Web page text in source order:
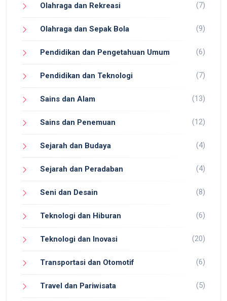
Olahraga dan Rekreasi (7)
Olahraga dan Sepak Bola (9)
Pendidikan dan Pengetahuan Umum (6)
Pendidikan dan Teknologi (7)
Sains dan Alam (13)
Sains dan Penemuan (12)
Sejarah dan Budaya (4)
Sejarah dan Peradaban (4)
Seni dan Desain (8)
Teknologi dan Hiburan (6)
Teknologi dan Inovasi (20)
Transportasi dan Otomotif (6)
Travel dan Pariwisata (5)